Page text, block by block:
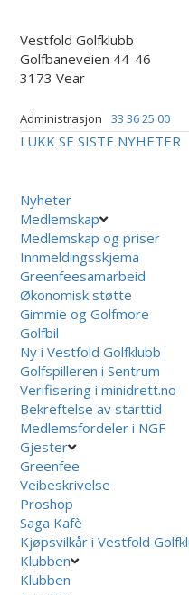
Vestfold Golfklubb
Golfbaneveien 44-46
3173 Vear
Administrasjon 33 36 25 00
LUKK SE SISTE NYHETER
Nyheter
Medlemskap
Medlemskap og priser
Innmeldingsskjema
Greenfeesamarbeid
Økonomisk støtte
Gimmie og Golfmore
Golfbil
Ny i Vestfold Golfklubb
Golfspilleren i Sentrum
Verifisering i minidrett.no
Bekreftelse av starttid
Medlemsfordeler i NGF
Gjester
Greenfee
Veibeskrivelse
Proshop
Saga Kafè
Kjøpsvilkår i Vestfold
Klubben
Klubben